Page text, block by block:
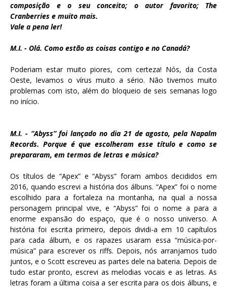
composição e o seu conceito; o autor favorito; The
Cranberries e muito mais.
Vale a pena ler!
M.I. - Olá. Como estão as coisas contigo e no Canadá?
Poderiam estar muito piores, com certeza! Nós, da Costa
Oeste, levamos o vírus muito a sério. Não tivemos muito
problemas com isto, além do bloqueio de seis semanas logo
no início.
M.I. - “Abyss” foi lançado no dia 21 de agosto, pela Napalm
Records. Porque é que escolheram esse título e como se
prepararam, em termos de letras e música?
Os títulos de “Apex” e “Abyss” foram ambos decididos em
2016, quando escrevi a história dos álbuns. “Apex” foi o nome
escolhido para a fortaleza na montanha, na qual a nossa
personagem principal vive, e “Abyss” foi o nome a para a
enorme expansão do espaço, que é o nosso universo. A
história foi escrita primeiro, depois dividi-a em 10 capítulos
para cada álbum, e os rapazes usaram essa “música-por-
música” para escrever os riffs. Depois, nós arranjamos tudo
juntos, e o Scott escreveu as partes dele na bateria. Depois de
tudo estar pronto, escrevi as melodias vocais e as letras. As
letras foram a última coisa a ser escrita para os dois álbuns, e